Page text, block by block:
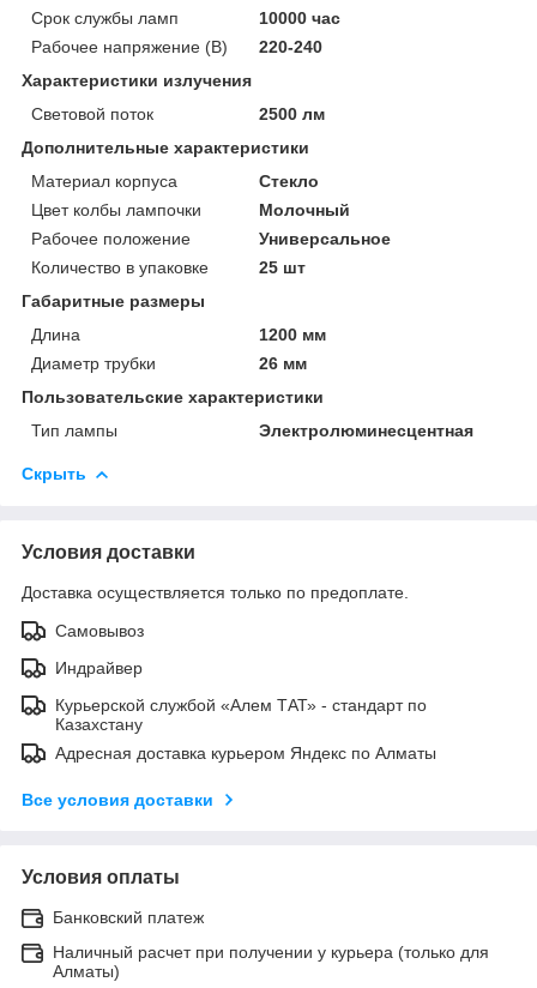
Срок службы ламп
10000 час
Рабочее напряжение (В)
220-240
Характеристики излучения
Световой поток
2500 лм
Дополнительные характеристики
Материал корпуса
Стекло
Цвет колбы лампочки
Молочный
Рабочее положение
Универсальное
Количество в упаковке
25 шт
Габаритные размеры
Длина
1200 мм
Диаметр трубки
26 мм
Пользовательские характеристики
Тип лампы
Электролюминесцентная
Скрыть
Условия доставки
Доставка осуществляется только по предоплате.
Самовывоз
Индрайвер
Курьерской службой «Алем ТАТ» - стандарт по
Казахстану
Адресная доставка курьером Яндекс по Алматы
Все условия доставки
Условия оплаты
Банковский платеж
Наличный расчет при получении у курьера (только для
Алматы)